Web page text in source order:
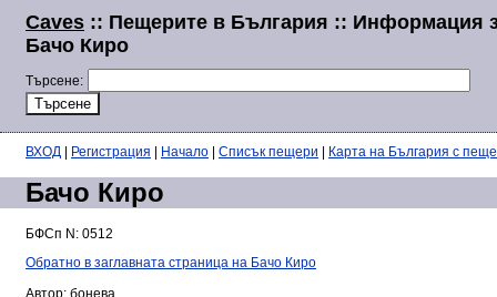
Caves :: Пещерите в България :: Информация
Бачо Киро
Търсене:
ВХОД Регистрация Начало Списък пещери Карта на България с
Бачо Киро
БФСп N: 0512
Обратно в заглавната страница на Бачо Киро
Автор: бонева